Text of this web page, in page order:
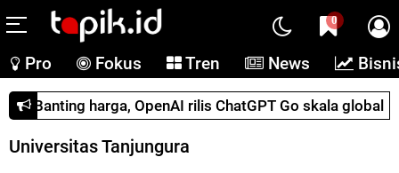
0
Pro Fokus Tren News
Banting harga, OpenAI rilis ChatGPT Go skala global
Universitas Tanjungura